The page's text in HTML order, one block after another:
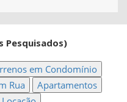
Pesquisados)
em Condomínio
Rua
Apartamentos